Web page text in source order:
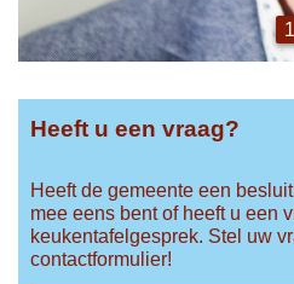
1
Heeft u een vraag?
Heeft de gemeente een
mee eens bent of heeft u een
keukentafelgesprek. Stel uw
contactformulier!